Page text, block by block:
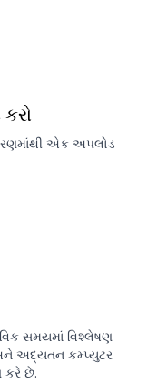
એક અપલોડ
સમયમાં વિશ્લેષણ
અને અદ્યતન કમ્પ્યુટર
કરે છે.